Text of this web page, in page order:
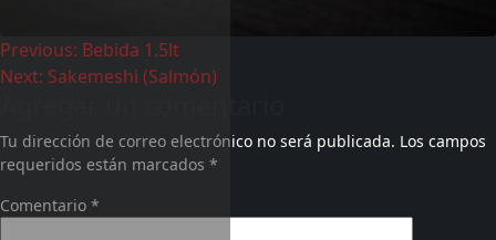
Previous: Bebida 1.5lt
Next: Sakemeshi (Salmón)
Tu dirección de correo electrónico no será publicada. Los campos
requeridos están marcados *
Comentario *